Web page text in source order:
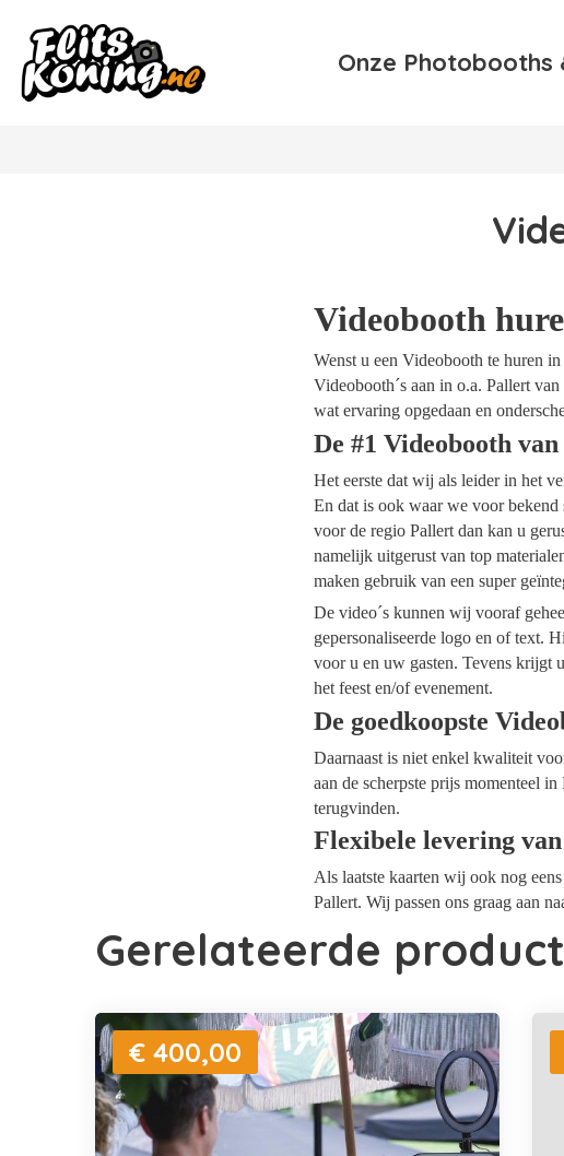
Onze
Videobooth
Wenst u een Videobooth te huren
Videobooth´s aan in o.a. Pallert
wat ervaring opgedaan en
De #1 Videobooth
Het eerste dat wij als leider in het
En dat is ook waar we voor
voor de regio Pallert dan kan u
namelijk uitgerust van top
maken gebruik van een super
De video´s kunnen wij vooraf
gepersonaliseerde logo en of text.
voor u en uw gasten. Tevens krijgt
het feest en/of evenement.
De goedkoopste
Daarnaast is niet enkel kwaliteit
aan de scherpste prijs momenteel
terugvinden.
Flexibele levering
Als laatste kaarten wij ook nog
Pallert. Wij passen ons graag aan
Gerelateerde
€ 400,00